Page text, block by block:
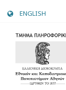
content
ENGLISH